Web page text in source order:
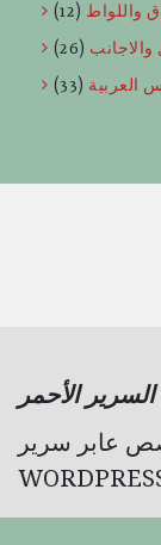
واللواط (12)
(26)
العربية (33)
الأحمر